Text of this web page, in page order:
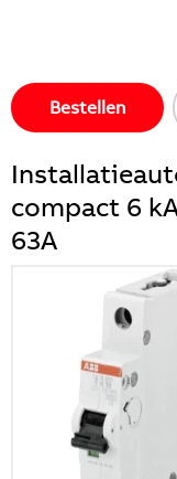
Bestellen
compact 6
63A